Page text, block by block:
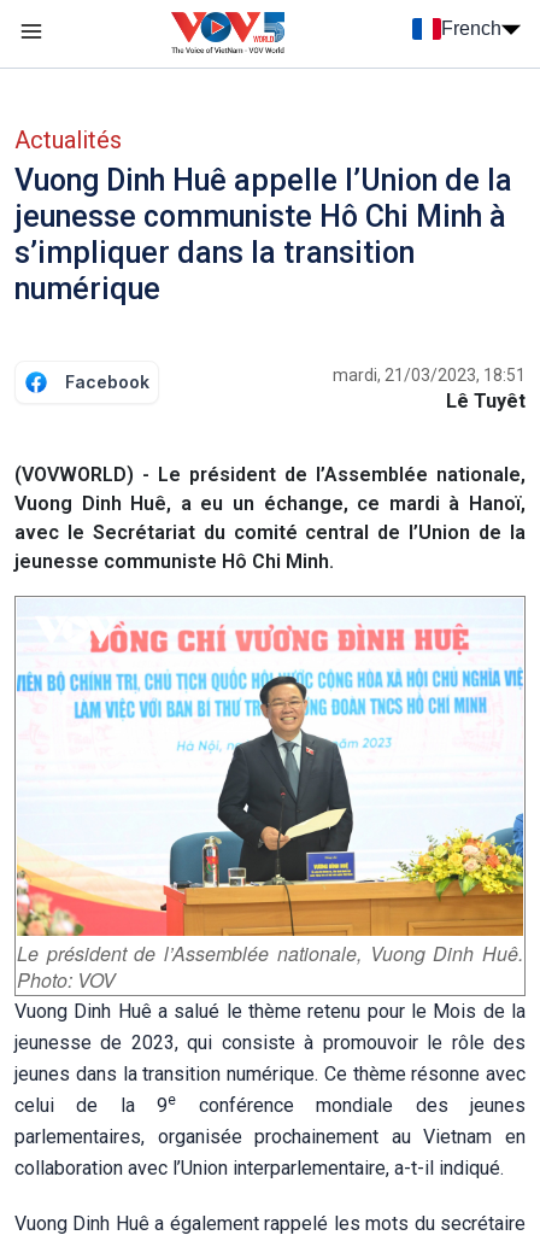
French
Actualités
Vuong Dinh Huê appelle l’Union de la
jeunesse communiste Hô Chi Minh à
s’impliquer dans la transition
numérique
Facebook mardi, 21/03/2023, 18:51
Lê Tuyêt
(VOVWORLD) - Le président de l’Assemblée nationale,
Vuong Dinh Huê, a eu un échange, ce mardi à Hanoï,
avec le Secrétariat du comité central de l’Union de la
jeunesse communiste Hô Chi Minh.
Le président de l’Assemblée nationale, Vuong Dinh Huê.
Photo: VOV
Vuong Dinh Huê a salué le thème retenu pour le Mois de la
jeunesse de 2023, qui consiste à promouvoir le rôle des
jeunes dans la transition numérique. Ce thème résonne avec
celui de la 9e
conférence mondiale des jeunes
parlementaires, organisée prochainement au Vietnam en
collaboration avec l’Union interparlementaire, a-t-il indiqué.
Vuong Dinh Huê a également rappelé les mots du secrétaire